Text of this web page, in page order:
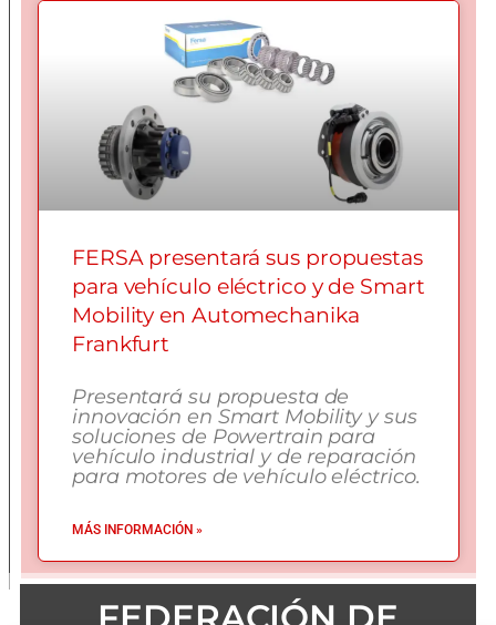
FERSA presentará sus propuestas
para vehículo eléctrico y de Smart
Mobility en Automechanika
Frankfurt
Presentará su propuesta de
innovación en Smart Mobility y sus
soluciones de Powertrain para
vehículo industrial y de reparación
para motores de vehículo eléctrico.
MÁS INFORMACIÓN »